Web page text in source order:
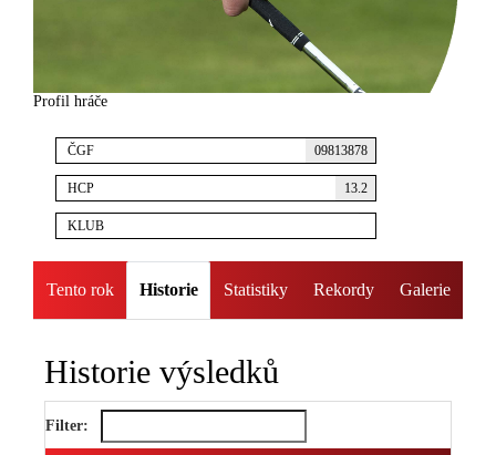
Profil hráče
ČGF 09813878
HCP 13.2
KLUB
Tento rok Historie Statistiky Rekordy Galerie
Historie výsledků
Filter: